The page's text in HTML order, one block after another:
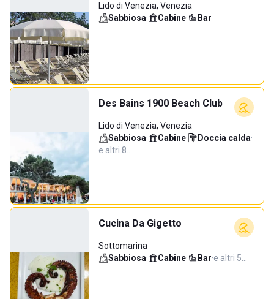
Lido di Venezia, Venezia
Sabbiosa· Cabine· Bar
Des Bains 1900 Beach Club
Lido di Venezia, Venezia
Sabbiosa· Cabine· Doccia calda·
e altri 8…
Cucina Da Gigetto
Sottomarina
Sabbiosa· Cabine· Bar·e altri 5…